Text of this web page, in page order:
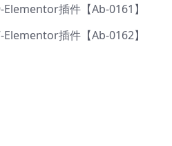
插件【Ab-0161】
插件【Ab-0162】